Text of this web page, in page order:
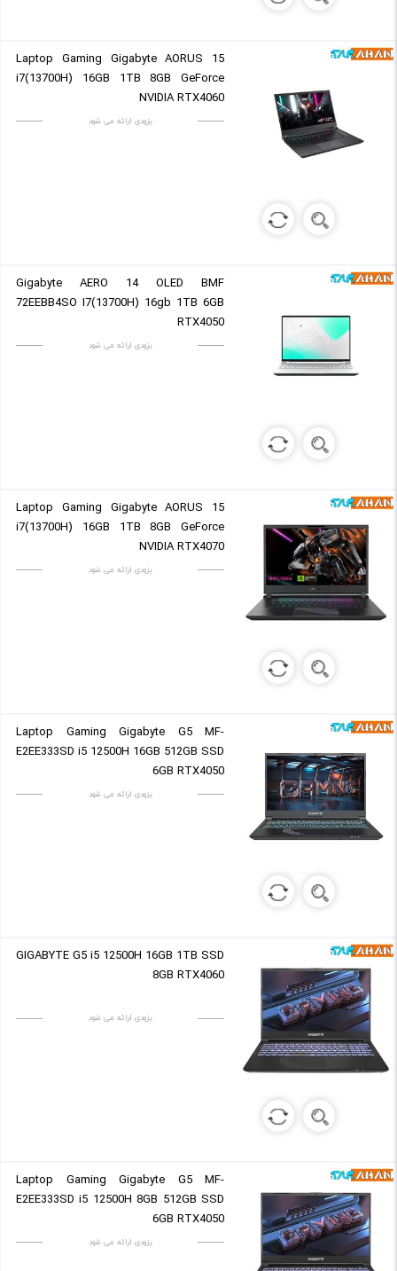
Laptop Gaming Gigabyte AORUS 15
i7(13700H) 16GB 1TB 8GB GeForce
NVIDIA RTX4060
بزودی ارائه می شود
Gigabyte AERO 14 OLED BMF
72EEBB4SO I7(13700H) 16gb 1TB 6GB
RTX4050
بزودی ارائه می شود
Laptop Gaming Gigabyte AORUS 15
i7(13700H) 16GB 1TB 8GB GeForce
NVIDIA RTX4070
بزودی ارائه می شود
Laptop Gaming Gigabyte G5 MF-
E2EE333SD i5 12500H 16GB 512GB SSD
6GB RTX4050
بزودی ارائه می شود
GIGABYTE G5 i5 12500H 16GB 1TB SSD
8GB RTX4060
بزودی ارائه می شود
Laptop Gaming Gigabyte G5 MF-
E2EE333SD i5 12500H 8GB 512GB SSD
6GB RTX4050
بزودی ارائه می شود